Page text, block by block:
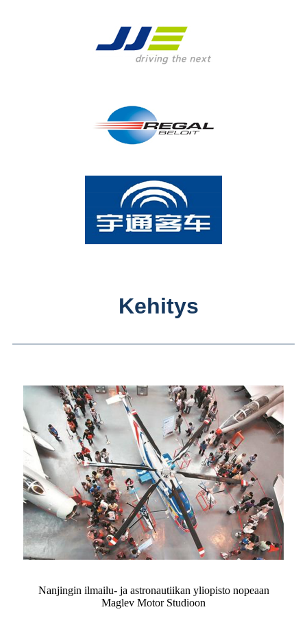
Kehitys
Nanjingin ilmailu- ja astronautiikan yliopisto nopeaan
Maglev Motor Studioon